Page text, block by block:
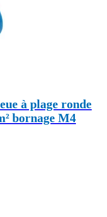
à plage ronde
bornage M4